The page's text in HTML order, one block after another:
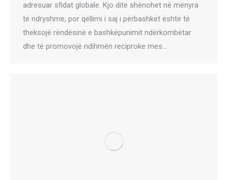
adresuar sfidat globale. Kjo ditë shënohet në mënyra
të ndryshme, por qëllimi i saj i përbashkët është të
theksojë rëndësinë e bashkëpunimit ndërkombëtar
dhe të promovojë ndihmën reciproke mes…